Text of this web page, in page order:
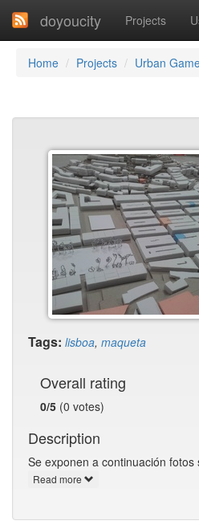
doyoucity Projects
Home Projects Urban
Tags: lisboa, maqueta
Overall rating
0/5 (0 votes)
Description
Se exponen a continuación
Read more